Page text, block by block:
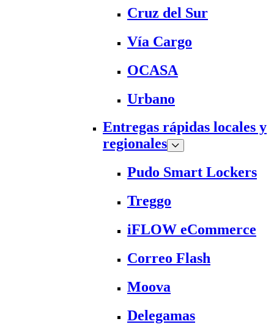
Cruz del Sur
Vía Cargo
OCASA
Urbano
Entregas rápidas locales y
regionales
Pudo Smart Lockers
Treggo
iFLOW eCommerce
Correo Flash
Moova
Delegamas